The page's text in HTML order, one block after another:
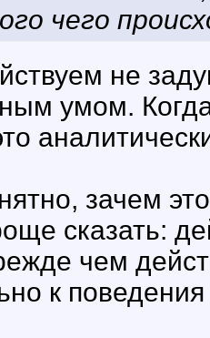
чего
не
умом.
зачем
сказать:
чем
к